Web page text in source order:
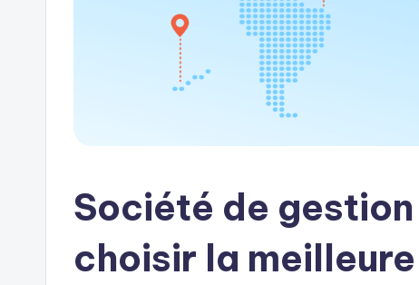
Société de
choisir la